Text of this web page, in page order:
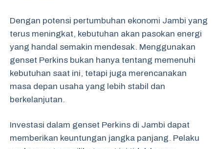
Dengan potensi pertumbuhan ekonomi Jambi yang
terus meningkat, kebutuhan akan pasokan energi
yang handal semakin mendesak. Menggunakan
genset Perkins bukan hanya tentang memenuhi
kebutuhan saat ini, tetapi juga merencanakan
masa depan usaha yang lebih stabil dan
berkelanjutan.
Investasi dalam genset Perkins di Jambi dapat
memberikan keuntungan jangka panjang. Pelaku